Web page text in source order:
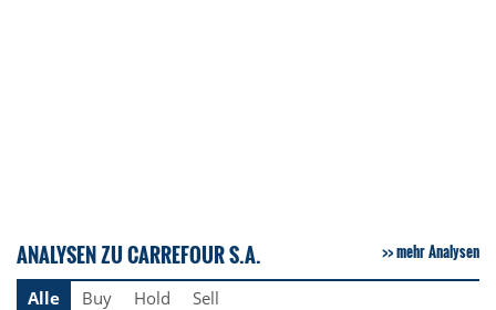
ANALYSEN ZU CARREFOUR S.A. mehr Analysen
Alle Buy Hold Sell